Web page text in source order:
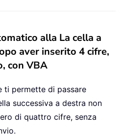
alla La cella a
aver inserito 4 cifre,
con VBA
ti permette di passare
successiva a destra non
di quattro cifre, senza